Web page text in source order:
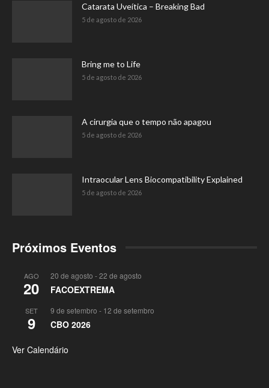
Catarata Uveítica – Breaking Bad
5 de agosto de 2026
Bring me to Life
5 de agosto de 2026
A cirurgia que o tempo não apagou
5 de agosto de 2026
Intraocular Lens Biocompatibility Explained
5 de agosto de 2026
Próximos Eventos
AGO
20
20 de agosto -22 de agosto
FACOEXTREMA
SET
9
9 de setembro - 12 de setembro
CBO 2026
Ver Calendário